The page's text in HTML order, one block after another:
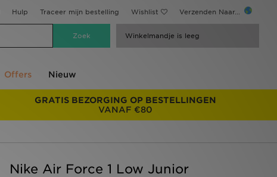
Hulp Traceer mijn bestelling Wishlist Verzenden Naar...
Winkelmandje is leeg
Offers Nieuw
GRATIS BEZORGING OP BESTELLINGEN
VANAF €80
Nike Air Force 1 Low Junior